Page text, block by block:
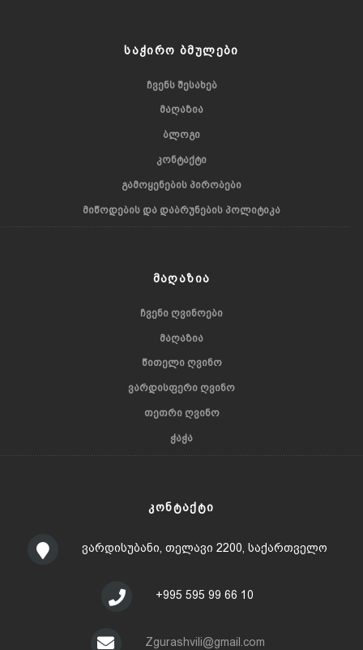
ᲡᲐᲭᲘᲠᲝ ᲑᲛᲣᲚᲔᲑᲘ
ᲩᲕᲔᲜᲡ ᲨᲔᲡᲐᲮᲔᲑ
ᲛᲐᲦᲐᲖᲘᲐ
ᲑᲚᲝᲒᲘ
ᲙᲝᲜᲢᲐᲥᲢᲘ
ᲒᲐᲛᲝᲧᲔᲜᲔᲑᲘᲡ ᲞᲘᲠᲝᲑᲔᲑᲘ
ᲛᲘᲬᲝᲓᲔᲑᲘᲡ ᲓᲐ ᲓᲐᲑᲠᲣᲜᲔᲑᲘᲡ ᲞᲝᲚᲘᲢᲘᲙᲐ
ᲛᲐᲦᲐᲖᲘᲐ
ᲩᲕᲔᲜᲘ ᲦᲕᲘᲜᲝᲔᲑᲘ
ᲛᲐᲦᲐᲖᲘᲐ
ᲬᲘᲗᲔᲚᲘ ᲦᲕᲘᲜᲝ
ᲕᲐᲠᲓᲘᲡᲤᲔᲠᲘ ᲦᲕᲘᲜᲝ
ᲗᲔᲗᲠᲘ ᲦᲕᲘᲜᲝ
ᲭᲐᲭᲐ
ᲙᲝᲜᲢᲐᲥᲢᲘ
ვარდისუბანი, თელავი 2200, საქართველო
+995 595 99 66 10
Zgurashvili@gmail.com